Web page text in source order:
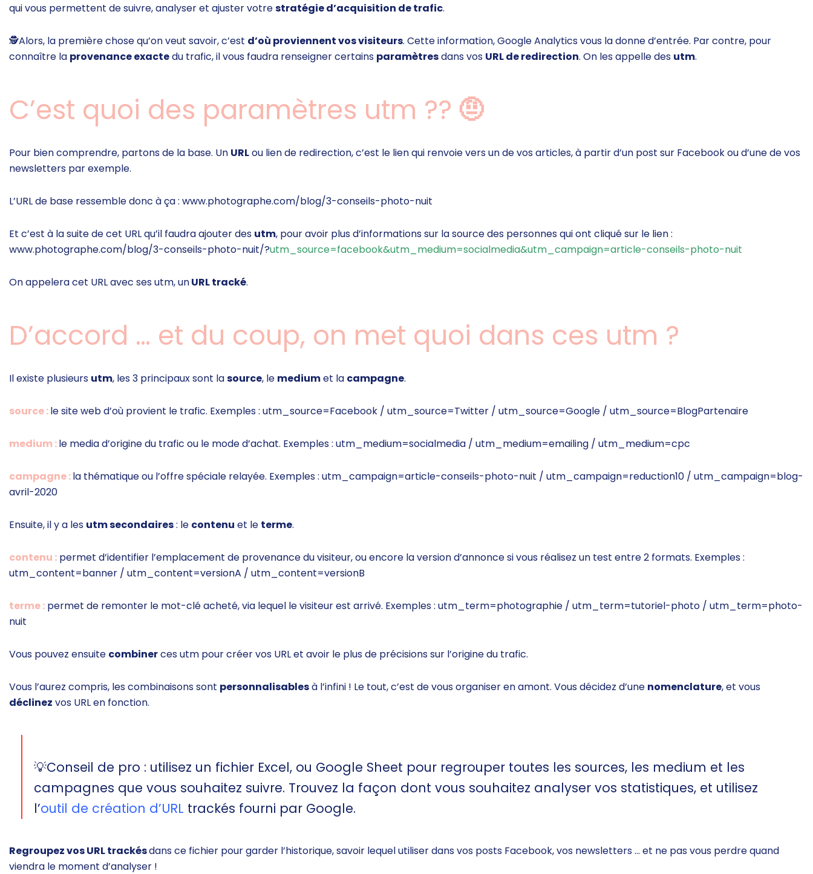
qui vous permettent de suivre, analyser et ajuster votrestratégie d’acquisition de trafic.
🕵️Alors, la première chose qu’on veut savoir, c’est d’où proviennent vos visiteurs. Cette information, Google Analytics vous la donne d’entrée. Par contre, pour
connaître la provenance exactedu trafic, il vous faudra renseigner certains paramètresdans vos URL de redirection. On les appelle des utm.
C’est quoi des paramètres utm ?? 🤨
Pour bien comprendre, partons de la base. Un URLou lien de redirection, c’est le lien qui renvoie vers un de vos articles, à partir d’un post sur Facebook ou d’une de vos
newsletters par exemple.
L’URL de base ressemble donc à ça : www.photographe.com/blog/3-conseils-photo-nuit
Et c’est à la suite de cet URL qu’il faudra ajouter des utm, pour avoir plus d’informations sur la source des personnes qui ont cliqué sur le lien :
www.photographe.com/blog/3-conseils-photo-nuit/?utm_source=facebook&utm_medium=socialmedia&utm_campaign=article-conseils-photo-nuit
On appelera cet URL avec ses utm, unURL tracké.
D’accord … et du coup, on met quoi dans ces utm ?
Il existe plusieurs utm, les 3 principaux sont lasource, le mediumet la campagne.
source :le site web d’où provient le trafic. Exemples : utm_source=Facebook / utm_source=Twitter / utm_source=Google / utm_source=BlogPartenaire
medium :le media d’origine du trafic ou le mode d’achat. Exemples : utm_medium=socialmedia / utm_medium=emailing / utm_medium=cpc
campagne :la thématique ou l’offre spéciale relayée. Exemples : utm_campaign=article-conseils-photo-nuit / utm_campaign=reduction10 / utm_campaign=blog-
avril-2020
Ensuite, il y a les utm secondaires: le contenu et le terme.
contenu : permet d’identifier l’emplacement de provenance du visiteur, ou encore la version d’annonce si vous réalisez un test entre 2 formats. Exemples :
utm_content=banner / utm_content=versionA / utm_content=versionB
terme : permet de remonter le mot-clé acheté, via lequel le visiteur est arrivé. Exemples : utm_term=photographie / utm_term=tutoriel-photo / utm_term=photo-
nuit
Vous pouvez ensuite combinerces utm pour créer vos URL et avoir le plus de précisions sur l’origine du trafic.
Vous l’aurez compris, les combinaisons sont personnalisablesà l’infini ! Le tout, c’est de vous organiser en amont. Vous décidez d’une nomenclature, et vous
déclinez vos URL en fonction.
💡Conseil de pro : utilisez un fichier Excel, ou Google Sheet pour regrouper toutes les sources, les medium et les
campagnes que vous souhaitez suivre. Trouvez la façon dont vous souhaitez analyser vos statistiques, et utilisez
l’outil de création d’URL trackés fourni par Google.
Regroupez vos URL trackésdans ce fichier pour garder l’historique, savoir lequel utiliser dans vos posts Facebook, vos newsletters … et ne pas vous perdre quand
viendra le moment d’analyser !